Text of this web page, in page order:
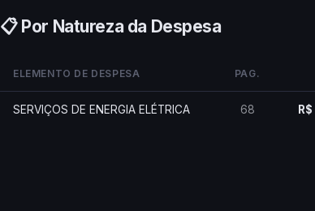
📋 Por Natureza da Despesa
ELEMENTO DE DESPESA PAG.
SERVIÇOS DE ENERGIA ELÉTRICA 68